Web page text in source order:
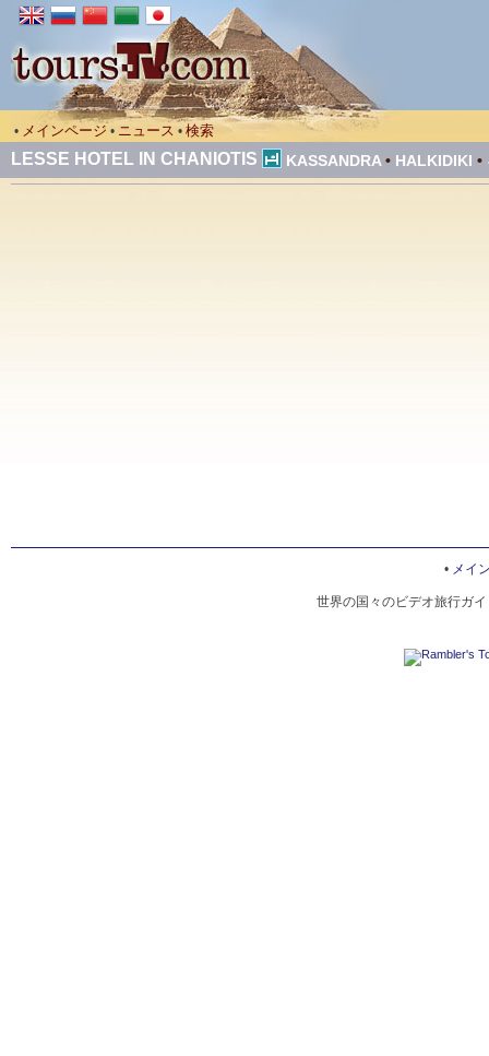
• メインページ • ニュース • 検索
LESSE HOTEL IN CHANIOTIS KASSANDRA • HALKIDIKI •
• メイ
世界の国々のビデオ旅行ガ